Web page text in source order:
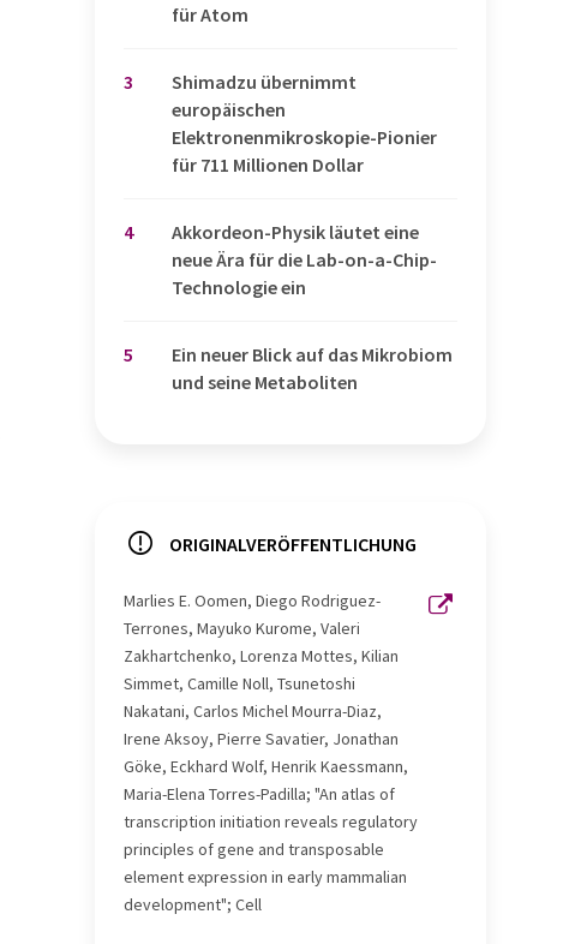
für Atom
3
Shimadzu übernimmt
europäischen
Elektronenmikroskopie-Pionier
für 711 Millionen Dollar
4
Akkordeon-Physik läutet eine
neue Ära für die Lab-on-a-Chip-
Technologie ein
5
Ein neuer Blick auf das Mikrobiom
und seine Metaboliten
ORIGINALVERÖFFENTLICHUNG
Marlies E. Oomen, Diego Rodriguez-
Terrones, Mayuko Kurome, Valeri
Zakhartchenko, Lorenza Mottes, Kilian
Simmet, Camille Noll, Tsunetoshi
Nakatani, Carlos Michel Mourra-Diaz,
Irene Aksoy, Pierre Savatier, Jonathan
Göke, Eckhard Wolf, Henrik Kaessmann,
Maria-Elena Torres-Padilla; "An atlas of
transcription initiation reveals regulatory
principles of gene and transposable
element expression in early mammalian
development"; Cell